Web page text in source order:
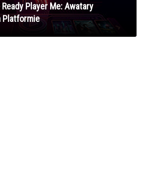
Player Me: Awatary
Platformie